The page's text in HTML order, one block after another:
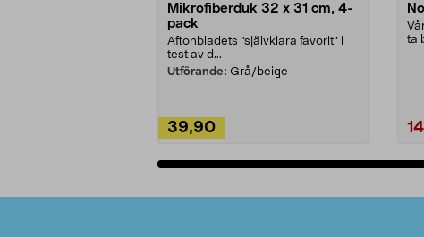
Mikrofiberduk 32 x 31 cm, 4-
pack
Aftonbladets "självklara favorit” i
test av d...
Utförande: Grå/beige
39,90
ta